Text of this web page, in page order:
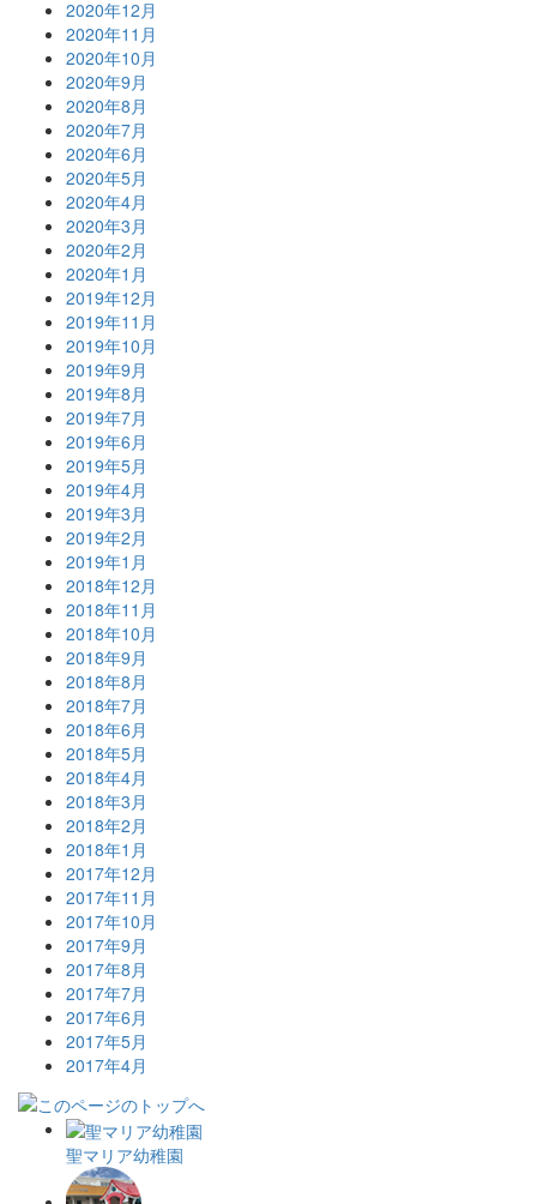
2020年12月
2020年11月
2020年10月
2020年9月
2020年8月
2020年7月
2020年6月
2020年5月
2020年4月
2020年3月
2020年2月
2020年1月
2019年12月
2019年11月
2019年10月
2019年9月
2019年8月
2019年7月
2019年6月
2019年5月
2019年4月
2019年3月
2019年2月
2019年1月
2018年12月
2018年11月
2018年10月
2018年9月
2018年8月
2018年7月
2018年6月
2018年5月
2018年4月
2018年3月
2018年2月
2018年1月
2017年12月
2017年11月
2017年10月
2017年9月
2017年8月
2017年7月
2017年6月
2017年5月
2017年4月
聖マリア幼稚園